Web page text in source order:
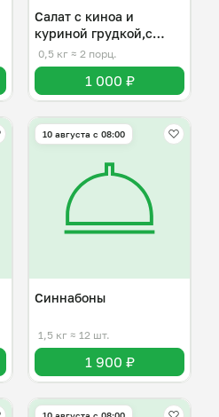
Салат с киноа и
куриной грудкой,с
ореховым соусом
0,5 кг ≈ 2 порц.
1 000 ₽
10 августа с 08:00
Синнабоны
1,5 кг ≈ 12 шт.
1 900 ₽